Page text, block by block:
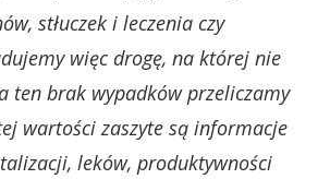
stłuczek i leczenia czy
więc drogę, na której nie
ten brak wypadków przeliczamy
wartości zaszyte są informacje
leków, produktywności